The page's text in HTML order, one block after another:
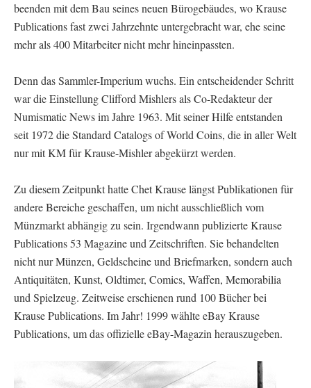
beenden mit dem Bau seines neuen Bürogebäudes, wo Krause
Publications fast zwei Jahrzehnte untergebracht war, ehe seine
mehr als 400 Mitarbeiter nicht mehr hineinpassten.
Denn das Sammler-Imperium wuchs. Ein entscheidender Schritt
war die Einstellung Clifford Mishlers als Co-Redakteur der
Numismatic News im Jahre 1963. Mit seiner Hilfe entstanden
seit 1972 die Standard Catalogs of World Coins, die in aller Welt
nur mit KM für Krause-Mishler abgekürzt werden.
Zu diesem Zeitpunkt hatte Chet Krause längst Publikationen für
andere Bereiche geschaffen, um nicht ausschließlich vom
Münzmarkt abhängig zu sein. Irgendwann publizierte Krause
Publications 53 Magazine und Zeitschriften. Sie behandelten
nicht nur Münzen, Geldscheine und Briefmarken, sondern auch
Antiquitäten, Kunst, Oldtimer, Comics, Waffen, Memorabilia
und Spielzeug. Zeitweise erschienen rund 100 Bücher bei
Krause Publications. Im Jahr! 1999 wählte eBay Krause
Publications, um das offizielle eBay-Magazin herauszugeben.